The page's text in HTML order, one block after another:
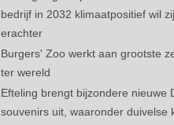
bedrijf in 2032 klimaatpositief wil
erachter
Burgers' Zoo werkt aan grootste
ter wereld
Efteling brengt bijzondere nieuwe
souvenirs uit, waaronder duivelse